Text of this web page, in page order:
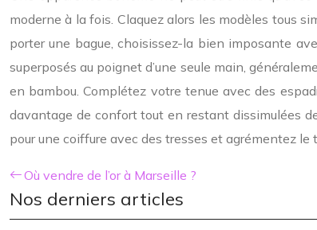
moderne à la fois. Claquez alors les modèles tous
porter une bague, choisissez-la bien imposante
superposés au poignet d’une seule main,
en bambou. Complétez votre tenue avec des
davantage de confort tout en restant dissimulées
pour une coiffure avec des tresses et agrémentez le
Où vendre de l’or à Marseille ?
Nos derniers articles